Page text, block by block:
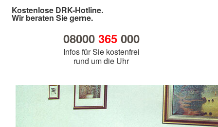
Kostenlose DRK-Hotline.
Wir beraten Sie gerne.
08000 365000
Infos für Sie kostenfrei
rund um die Uhr